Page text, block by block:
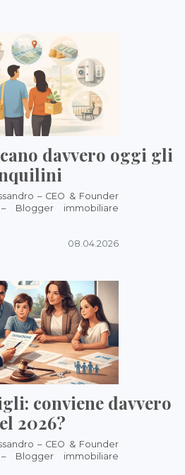
davvero oggi gli
– CEO & Founder
– Blogger immobiliare
08.04.2026
conviene davvero
2026?
– CEO & Founder
– Blogger immobiliare